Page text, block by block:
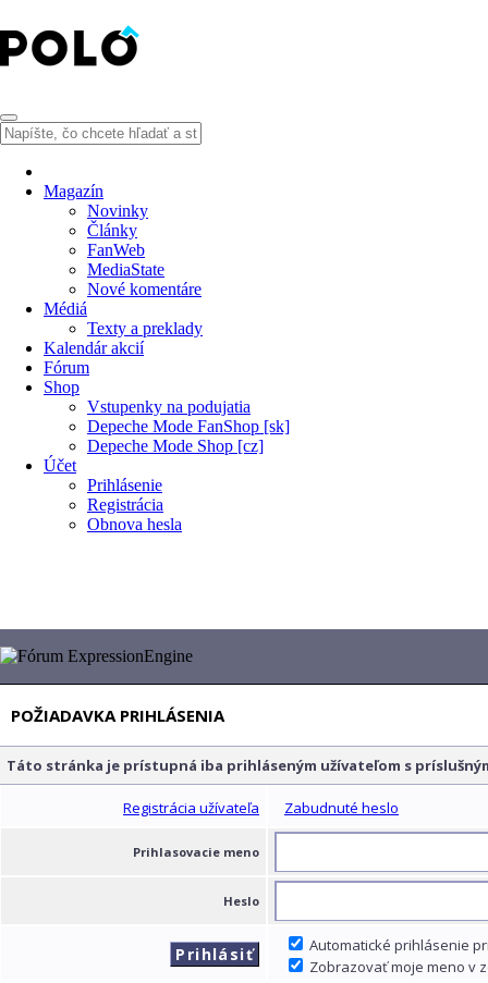
Magazín
Novinky
Články
FanWeb
MediaState
Nové komentáre
Médiá
Texty a preklady
Kalendár akcií
Fórum
Shop
Vstupenky na podujatia
Depeche Mode FanShop [sk]
Depeche Mode Shop [cz]
Účet
Prihlásenie
Registrácia
Obnova hesla
POŽIADAVKA PRIHLÁSENIA
Táto stránka je prístupná iba prihláseným užívateľom s
Registrácia užívateľa Zabudnuté heslo
Prihlasovacie meno
Heslo
Automatické prihlásenie
Zobrazovať moje meno v